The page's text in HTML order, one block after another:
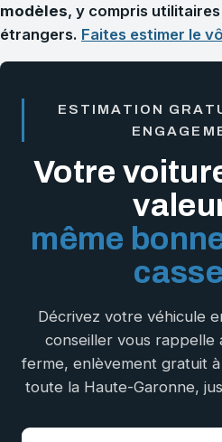
modèles, y compris
étrangers. Faites estimer le
ESTIMATION
Votre
même
Décrivez votre véhicule
conseiller vous rappelle
ferme, enlèvement gratuit
toute la Haute-Garonne,